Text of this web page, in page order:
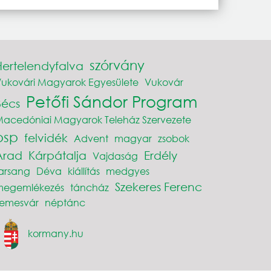
szórvány
Magyarok Egyesülete Vukovár
Petőfi Sándor Program
Magyarok Teleház Szervezete
felvidék Advent magyar zsobok
Kárpátalja Vajdaság Erdély
Déva kiállítás medgyes
táncház Szekeres Ferenc
néptánc
kormany.hu